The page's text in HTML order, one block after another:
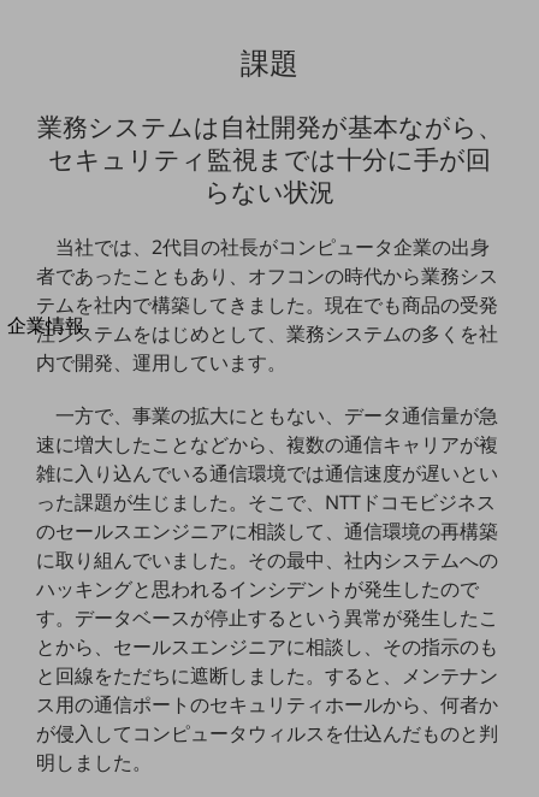
モバイル・ICTサービスをオンラインで
相談・申し込みができるバーチャルショップ
はじめての方へ
サービス・商品を探す
新規会員登録/ログインはこちら
100回線以上のお問い合わせ・お見積りはこちら
別ウィンドウで開きます
企業情報
企業情報TOP
会社案内
会社案内TOP
社長からのご挨拶
事業拠点
グループ会社
会社案内パンフレット
ニュースルーム
ニュースルームTOP
ニュースリリース
課題
業務システムは自社開発が基本ながら、
セキュリティ監視までは十分に手が回
らない状況
当社では、2代目の社長がコンピュータ企業の出身
者であったこともあり、オフコンの時代から業務シス
テムを社内で構築してきました。現在でも商品の受発
注システムをはじめとして、業務システムの多くを社
内で開発、運用しています。
一方で、事業の拡大にともない、データ通信量が急
速に増大したことなどから、複数の通信キャリアが複
雑に入り込んでいる通信環境では通信速度が遅いとい
った課題が生じました。そこで、NTTドコモビジネス
のセールスエンジニアに相談して、通信環境の再構築
に取り組んでいました。その最中、社内システムへの
ハッキングと思われるインシデントが発生したので
す。データベースが停止するという異常が発生したこ
とから、セールスエンジニアに相談し、その指示のも
と回線をただちに遮断しました。すると、メンテナン
ス用の通信ポートのセキュリティホールから、何者か
が侵入してコンピュータウィルスを仕込んだものと判
明しました。